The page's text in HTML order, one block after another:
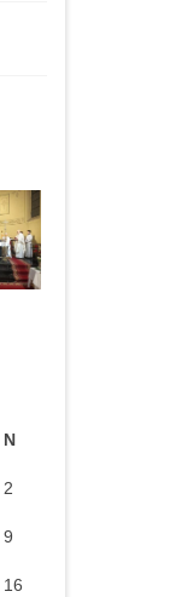
N
2
9
16